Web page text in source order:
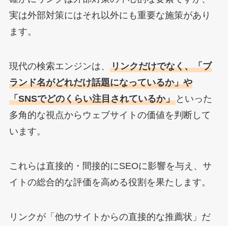
実は外部対策にはそれ以外にも重要な施策があり
ます。
現代の検索エンジンは、 リンクだけでなく、「ブ
ランド名がどれだけ話題になっているか」や
「SNSでどのくらい注目されているか」といった
多角的な視点からウェブサイトの価値を判断して
います。
これらは直接的・間接的にSEOに影響を与え、サ
イトの総合的な評価を高める役割を果たします。
リンクが「他のサイトからの直接的な推薦状」だ